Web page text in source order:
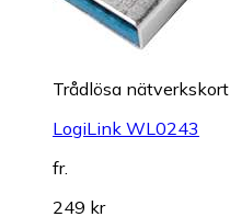
Trådlösa nätverkskort
LogiLink WL0243
fr.
249 kr